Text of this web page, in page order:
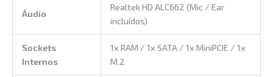
Áudio
Realtek HD ALC662 (Mic / Ear
incluídos)
Sockets
Internos
1x RAM / 1x SATA / 1x MiniPCIE / 1x
M.2